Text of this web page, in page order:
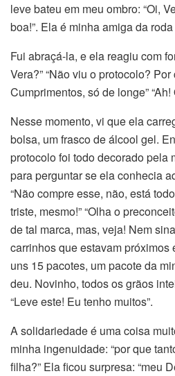
leve bateu em meu ombro: “Oi,
boa!”. Ela é minha amiga da
Fui abraçá-la, e ela reagiu com
Vera?” “Não viu o protocolo?
Cumprimentos, só de longe” “Ah!
Nesse momento, vi que ela
bolsa, um frasco de álcool gel.
protocolo foi todo decorado pela
para perguntar se ela conhecia
“Não compre esse, não, está
triste, mesmo!” “Olha o
de tal marca, mas, veja! Nem
carrinhos que estavam próximos
uns 15 pacotes, um pacote da
deu. Novinho, todos os grãos
“Leve este! Eu tenho muitos”.
A solidariedade é uma coisa
minha ingenuidade: “por que
filha?” Ela ficou surpresa: “meu